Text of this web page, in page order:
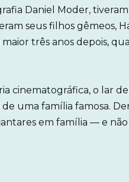
Daniel Moder,
seus filhos gêmeos,
três anos depois,
cinematográfica, o lar
uma família famosa.
em família — e